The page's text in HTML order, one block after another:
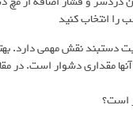
را انتخاب کنید
دستبند نقش مهمی دارد.
آنها مقداری دشوار است. در
است؟